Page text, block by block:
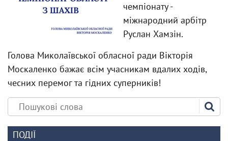
чемпіонату -
міжнародний арбітр
Руслан Хамзін.
Голова Миколаївської обласної ради Вікторія
Москаленко бажає всім учасникам вдалих ходів,
чесних перемог та гідних суперників!
ПОДІЇ